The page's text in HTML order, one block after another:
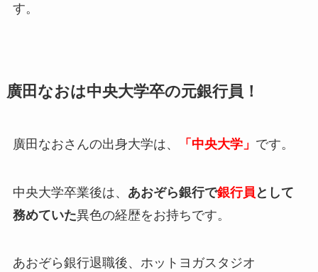
す。
廣田なおは中央大学卒の元銀行員！
廣田なおさんの出身大学は、 「中央大学」 です。
中央大学卒業後は、 あおぞら銀行で銀行員 として
務めていた異色の経歴をお持ちです。
あおぞら銀行退職後、ホットヨガスタジオ